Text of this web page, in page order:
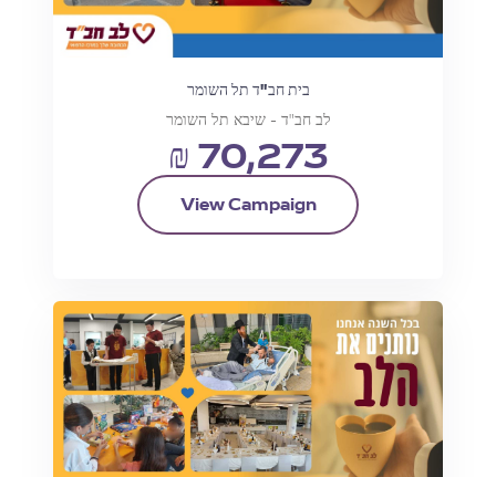
בית חב"ד תל השומר
לב חב"ד - שיבא תל השומר
₪ 70,273
View Campaign